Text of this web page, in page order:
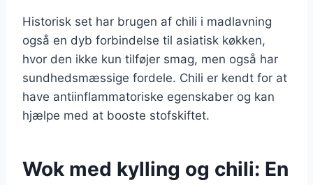
Historisk set har brugen af chili i madlavning
også en dyb forbindelse til asiatisk køkken,
hvor den ikke kun tilføjer smag, men også har
sundhedsmæssige fordele. Chili er kendt for at
have antiinflammatoriske egenskaber og kan
hjælpe med at booste stofskiftet.
Wok med kylling og chili: En